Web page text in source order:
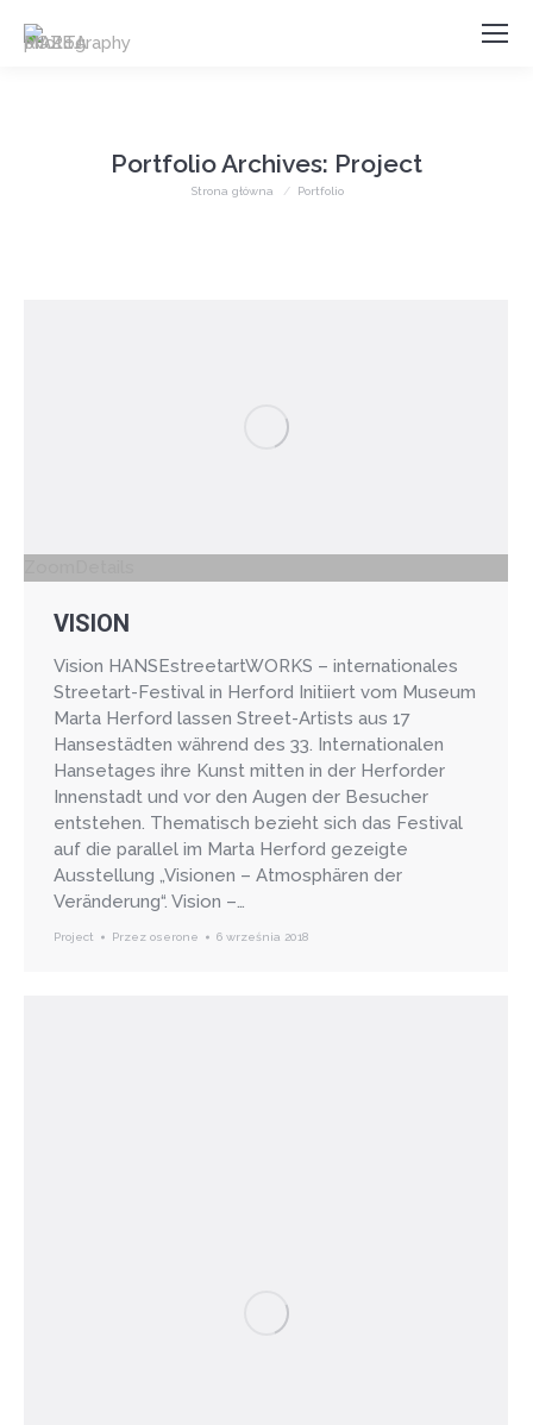
Portfolio Archives: Project
Jesteś tutaj:
Strona główna Portfolio
VISION
Vision HANSEstreetartWORKS – internationales
Streetart-Festival in Herford Initiiert vom Museum
Marta Herford lassen Street-Artists aus 17
Hansestädten während des 33. Internationalen
Hansetages ihre Kunst mitten in der Herforder
Innenstadt und vor den Augen der Besucher
entstehen. Thematisch bezieht sich das Festival
auf die parallel im Marta Herford gezeigte
Ausstellung „Visionen – Atmosphären der
Veränderung“. Vision –…
Project Przez oserone 6 września 2018